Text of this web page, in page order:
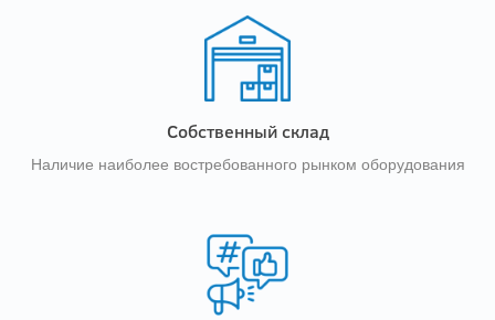
Собственный склад
Наличие наиболее востребованного рынком оборудования